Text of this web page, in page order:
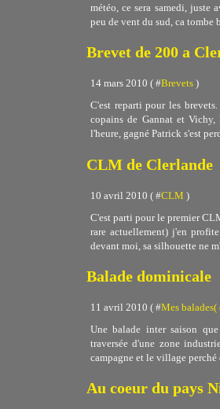
météo, ce sera samedi, juste
peu de vent du sud, ca tombe
Brevet de 200 a
14 mars 2010 ( #Brevets )
C'est reparti pour les
copains de Gannat et
l'heure, gagné Patrick s'est
CLM de Clerlande
10 avril 2010 ( #CLM )
C'est parti pour le premier
rare actuellement) j'en
devant moi, sa silhouette ne
Balade dominicale
11 avril 2010 ( #Mes
Une balade inter saison
traversée d'une zone
campagne et le village perché
Au coeur du pays